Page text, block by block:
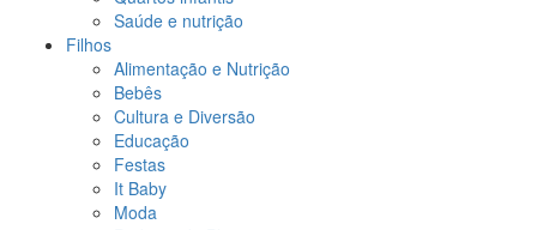
Saúde e nutrição
Filhos
Alimentação e Nutrição
Bebês
Cultura e Diversão
Educação
Festas
It Baby
Moda